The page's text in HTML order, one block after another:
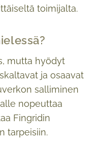
toimijalta.
mutta hyödyt
ja osaavat
salliminen
nopeuttaa
Fingridin
tarpeisiin.